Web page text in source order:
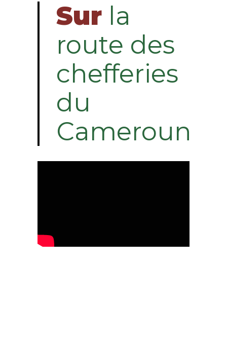
Sur la
route des
chefferies
du
Cameroun